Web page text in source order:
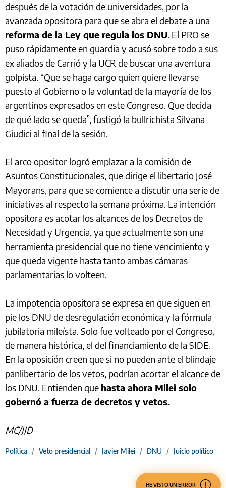
después de la votación de universidades, por la
avanzada opositora para que se abra el debate a una
reforma de la Ley que regula los DNU. El PRO se
puso rápidamente en guardia y acusó sobre todo a sus
ex aliados de Carrió y la UCR de buscar una aventura
golpista. “Que se haga cargo quien quiere llevarse
puesto al Gobierno o la voluntad de la mayoría de los
argentinos expresados en este Congreso. Que decida
de qué lado se queda”, fustigó la bullrichista Silvana
Giudici al final de la sesión.
El arco opositor logró emplazar a la comisión de
Asuntos Constitucionales, que dirige el libertario José
Mayorans, para que se comience a discutir una serie de
iniciativas al respecto la semana próxima. La intención
opositora es acotar los alcances de los Decretos de
Necesidad y Urgencia, ya que actualmente son una
herramienta presidencial que no tiene vencimiento y
que queda vigente hasta tanto ambas cámaras
parlamentarias lo volteen.
La impotencia opositora se expresa en que siguen en
pie los DNU de desregulación económica y la fórmula
jubilatoria mileísta. Solo fue volteado por el Congreso,
de manera histórica, el del financiamiento de la SIDE.
En la oposición creen que si no pueden ante el blindaje
panlibertario de los vetos, podrían acortar el alcance de
los DNU. Entienden que hasta ahora Milei solo
gobernó a fuerza de decretos y vetos.
MC/JJD
Política / Veto presidencial / Javier Milei / DNU / Juicio político
HE VISTO UN ERROR